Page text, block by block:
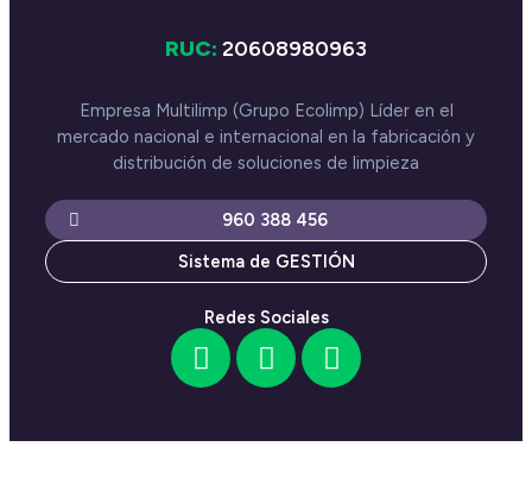
RUC: 20608980963
Empresa Multilimp (Grupo Ecolimp) Líder en el
mercado nacional e internacional en la fabricación y
distribución de soluciones de limpieza
960 388 456
Sistema de GESTIÓN
Redes Sociales